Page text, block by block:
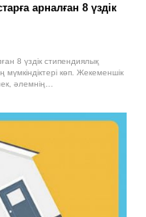
арналған 8 үздік
8 үздік стипендиялық
көп. Жекеменшік
әлемнің…